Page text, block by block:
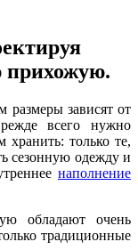
зависят от
всего нужно
только те,
сезонную одежду и
наполнение
обладают очень
традиционные